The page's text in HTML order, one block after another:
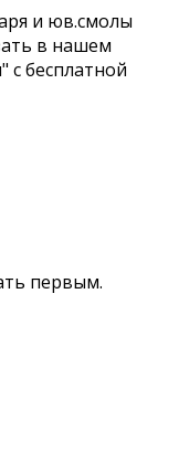
и юв.смолы
в нашем
с бесплатной
первым.